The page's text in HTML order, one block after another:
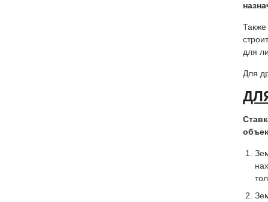
Также
для
Для